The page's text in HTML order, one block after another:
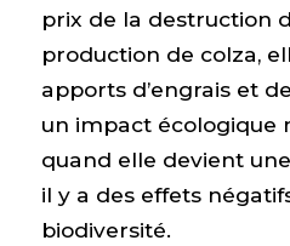
prix de la destruction
production de colza,
apports d’engrais et
un impact écologique
quand elle devient
il y a des effets
biodiversité.